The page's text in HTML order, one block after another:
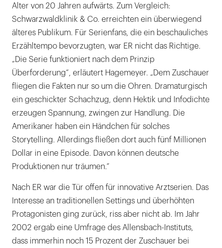
Alter von 20 Jahren aufwärts. Zum Vergleich:
Schwarzwaldklinik & Co. erreichten ein überwiegend
älteres Publikum. Für Serienfans, die ein beschauliches
Erzähltempo bevorzugten, war ER nicht das Richtige.
„Die Serie funktioniert nach dem Prinzip
Überforderung“, erläutert Hagemeyer. „Dem Zuschauer
fliegen die Fakten nur so um die Ohren. Dramaturgisch
ein geschickter Schachzug, denn Hektik und Infodichte
erzeugen Spannung, zwingen zur Handlung. Die
Amerikaner haben ein Händchen für solches
Storytelling. Allerdings fließen dort auch fünf Millionen
Dollar in eine Episode. Davon können deutsche
Produktionen nur träumen.“
Nach ER war die Tür offen für innovative Arztserien. Das
Interesse an traditionellen Settings und überhöhten
Protagonisten ging zurück, riss aber nicht ab. Im Jahr
2002 ergab eine Umfrage des Allensbach-Instituts,
dass immerhin noch 15 Prozent der Zuschauer bei